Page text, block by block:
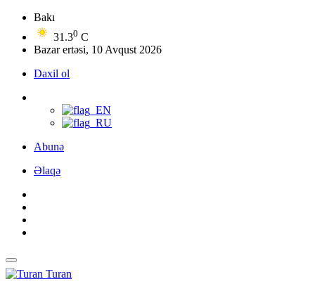
Bakı
31.30 C
Bazar ertəsi, 10 Avqust 2026
Daxil ol
Abunə
Əlaqə
Turan